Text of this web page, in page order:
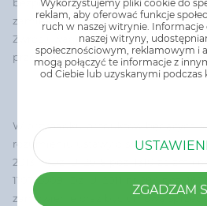
zamieszczone w etykiecie i
Zwróć uwagę na zwroty wskazujące
przestrzegaj środków ostrożności
W przypadku produktów będących
rozumieniu ustawy o środkach
2013 r. (Dz. U. 2018 poz. 1310 ze zm.)
1107/2009 (Dz. U. 2011 nr 284 poz.
zamówienie oraz być umową
Wykorzystujemy pliki cookie do
reklam, aby oferować funkcje
ruch w naszej witrynie. Informacje
naszej witryny,
społecznościowym, reklamowym i
mogą połączyć te informacje z
od Ciebie lub uzyskanymi podczas
ZGADZAM